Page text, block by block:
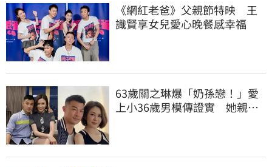
《網紅老爸》父親節特映 王
識賢享女兒愛心晚餐感幸福
63歲關之琳爆「奶孫戀！」愛
上小36歲男模傳證實 她親上